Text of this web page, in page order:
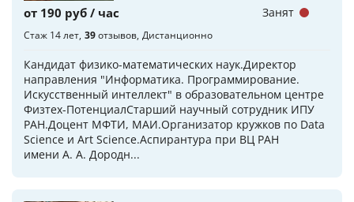
от 190 руб / час
Стаж 14 лет 39отзывов Дистанционно
Кандидат физико-математических наук.Директор
направления "Информатика. Программирование.
Искусственный интеллект" в образовательном центре
Физтех-ПотенциалСтарший научный сотрудник ИПУ
РАН.Доцент МФТИ, МАИ.Организатор кружков по Data
Science и Art Science.Аспирантура при ВЦ РАН
имени А. А. Дородн...
Занят